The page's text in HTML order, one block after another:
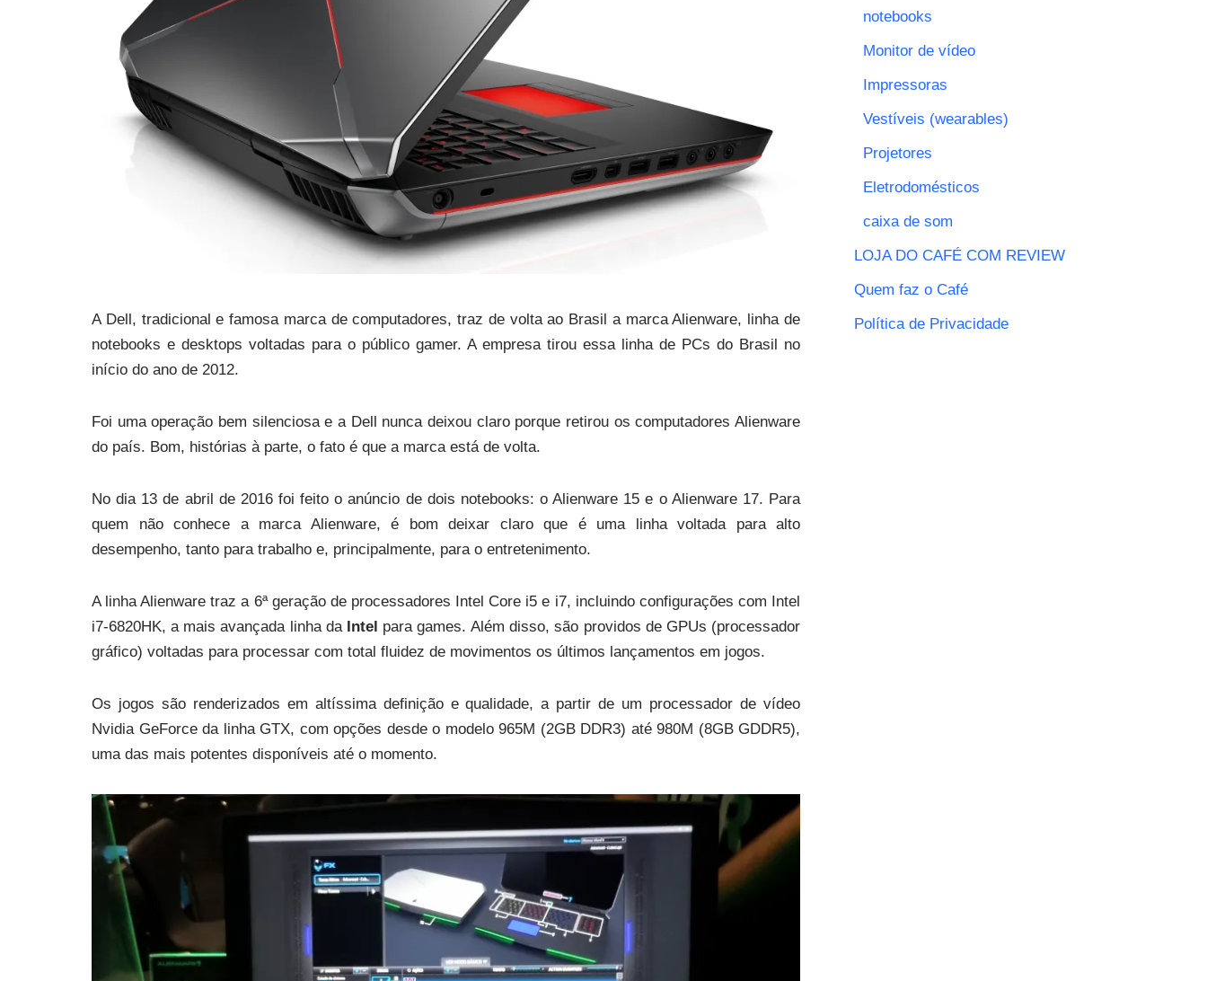
A Dell, tradicional e famosa marca de computadores, traz de volta ao Brasil a marca Alienware, linha de
notebooks e desktops voltadas para o público gamer. A empresa tirou essa linha de PCs do Brasil no
início do ano de 2012.
Foi uma operação bem silenciosa e a Dell nunca deixou claro porque retirou os computadores Alienware
do país. Bom, histórias à parte, o fato é que a marca está de volta.
No dia 13 de abril de 2016 foi feito o anúncio de dois notebooks: o Alienware 15 e o Alienware 17. Para
quem não conhece a marca Alienware, é bom deixar claro que é uma linha voltada para alto
desempenho, tanto para trabalho e, principalmente, para o entretenimento.
A linha Alienware traz a 6ª geração de processadores Intel Core i5 e i7, incluindo configurações com Intel
i7-6820HK, a mais avançada linha da Intel para games. Além disso, são providos de GPUs (processador
gráfico) voltadas para processar com total fluidez de movimentos os últimos lançamentos em jogos.
Os jogos são renderizados em altíssima definição e qualidade, a partir de um processador de vídeo
Nvidia GeForce da linha GTX, com opções desde o modelo 965M (2GB DDR3) até 980M (8GB GDDR5),
uma das mais potentes disponíveis até o momento.
notebooks
Monitor de vídeo
Impressoras
Vestíveis (wearables)
Projetores
Eletrodomésticos
caixa de som
LOJA DO CAFÉ COM REVIEW
Quem faz o Café
Política de Privacidade